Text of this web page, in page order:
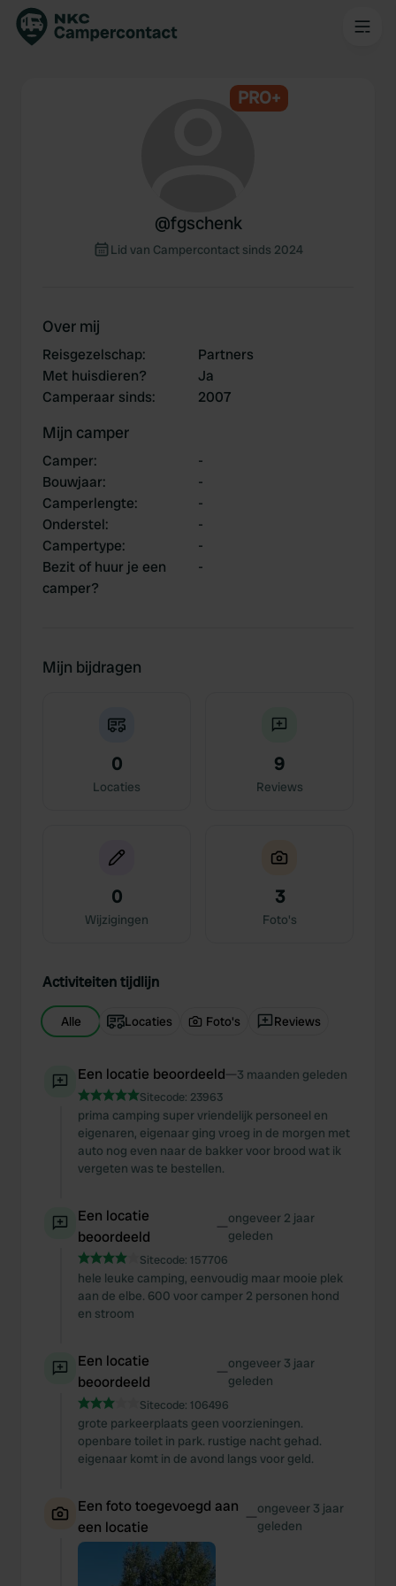
PRO+
@fgschenk
Lid van Campercontact sinds 2024
Over mij
Reisgezelschap:
Partners
Met huisdieren?
Ja
Camperaar sinds: 2007
Mijn camper
Camper:
-
Bouwjaar:
-
Camperlengte:
-
Onderstel:
-
Campertype:
-
Bezit of huur je een
camper?
-
Mijn bijdragen
0
Locaties
9
Reviews
0
Wijzigingen
3
Foto's
Activiteiten tijdlijn
Alle Locaties Foto's Reviews
Een locatie beoordeeld—3 maanden geleden
Sitecode: 23963
prima camping super vriendelijk personeel en
eigenaren, eigenaar ging vroeg in de morgen met
auto nog even naar de bakker voor brood wat ik
vergeten was te bestellen.
Een locatie
beoordeeld
—ongeveer 2 jaar
geleden
Sitecode: 157706
hele leuke camping, eenvoudig maar mooie plek
aan de elbe. 600 voor camper 2 personen hond
en stroom
Een locatie
beoordeeld
—ongeveer 3 jaar
geleden
Sitecode: 106496
grote parkeerplaats geen voorzieningen.
openbare toilet in park. rustige nacht gehad.
eigenaar komt in de avond langs voor geld.
Een foto toegevoegd aan
een locatie
—ongeveer 3 jaar
geleden